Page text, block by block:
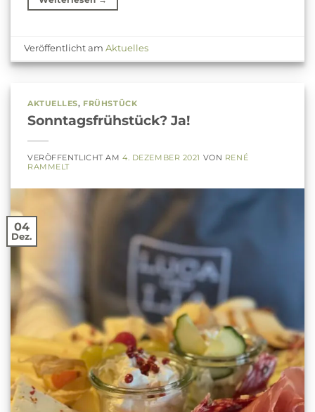
Veröffentlicht amAktuelles
AKTUELLES, FRÜHSTÜCK
Sonntagsfrühstück? Ja!
VERÖFFENTLICHT AM4. DEZEMBER 2021 VON RENÉ
RAMMELT
04
Dez.